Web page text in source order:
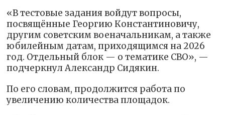
«В тестовые задания войдут вопросы,
посвящённые Георгию Константиновичу,
другим советским военачальникам, а также
юбилейным датам, приходящимся на 2026
год. Отдельный блок — о тематике СВО», —
подчеркнул Александр Сидякин.
По его словам, продолжится работа по
увеличению количества площадок.